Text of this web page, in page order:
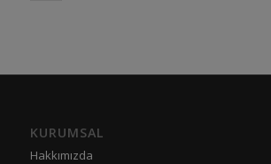
KURUMSAL
Hakkımızda